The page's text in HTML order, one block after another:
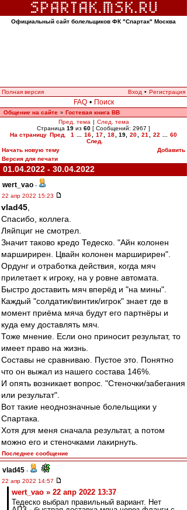
Официальный сайт болельщиков ФК "Спартак" Москва
Полная версия Вход • Регистрация
FAQ • Поиск
Общение на сайте » Гостевая книга ВВ
Пред. тема | След. тема
Страница 19 из 60 [ Сообщений: 2967 ]
На страницу Пред. 1 16 17 18 19 20 21 22
60
След.
Начать новую тему
Добавить
Версия для печати
01.04.2022 - 30.04.2022
wert_vao -
22 апр 2022 15:23
vlad45
Спасибо, коллега.
Ляйпциг не смотрел.
Значит таково кредо Тедеско. "Айн колонен
марширирен. Цвайн колонен марширирен".
Ордунг и отработка действия, когда мяч
прилетает к игроку, на у ровне автомата.
Быстро доставить мяч вперёд и "на мины".
Каждый "солдатик/винтик/игрок" знает где в
момент приёма мяча будут его партнёры и
куда ему доставлять мяч.
Тоже мнение. Если оно приносит результат, то
имеет право на жизнь.
Составы не сравниваю. Пустое это. Понятно
что он выжал из нашего состава 146%.
И опять возникает вопрос. "Стеночки/забегания
или результат".
Вот такие неоднозначные болельщики у
Спартака.
Хотя для меня сначала результат, а потом
можно его и стеночками лакирнуть.
Последнее сообщение
vlad45 -
22 апр 2022 14:57
wert_vao » 22 апр 2022 13:37
Тедеско выбрал правильный вариант. Нет